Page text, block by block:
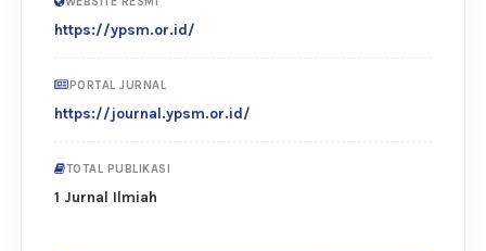
https://ypsm.or.id/
PORTAL JURNAL
https://journal.ypsm.or.id/
TOTAL PUBLIKASI
1 Jurnal Ilmiah